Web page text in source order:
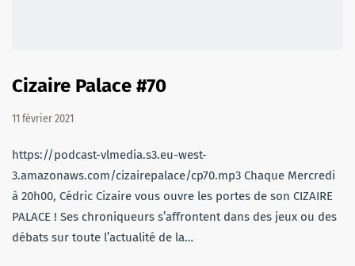
Cizaire Palace #70
11 février 2021
https://podcast-vlmedia.s3.eu-west-
3.amazonaws.com/cizairepalace/cp70.mp3 Chaque Mercredi
à 20h00, Cédric Cizaire vous ouvre les portes de son CIZAIRE
PALACE ! Ses chroniqueurs s’affrontent dans des jeux ou des
débats sur toute l’actualité de la…